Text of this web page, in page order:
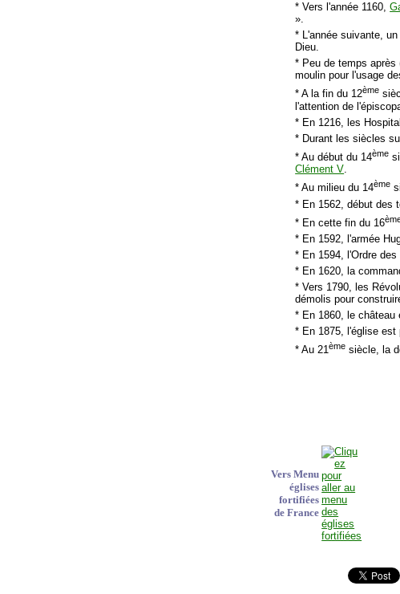
* Vers l'année 1160,
».
* L'année suivante,
Dieu.
* Peu de temps après
moulin pour l'usage
* A la fin du 12ème
l'attention de
* En 1216, les
* Durant les siècles
* Au début du 14ème
Clément V.
* Au milieu du 14ème
* En 1562, début des
* En cette fin du 16
* En 1592, l'armée
* En 1594, l'Ordre
* En 1620, la
* Vers 1790, les
démolis pour
* En 1860, le château
* En 1875, l'église est
* Au 21ème siècle, la
Vers Menu
églises
fortifiées
de France